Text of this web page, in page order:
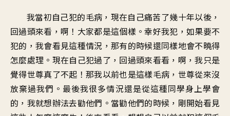
我當初自己犯的毛病，現在自己痛苦了幾十年以後，
回過頭來看，啊！大家都是這個樣。幸好我犯，如果要不
犯的，我會看見這種情況，那有的時候還同樣地會不曉得
怎麼處理。現在自己犯過了，回過頭來看看，啊，我只是
覺得世尊真了不起！那我以前也是這樣毛病，世尊從來沒
放棄過我們。最後我很多情況還是從這種同學身上學會
的，我就想辦法去勸他們。當勸他們的時候，剛開始看見